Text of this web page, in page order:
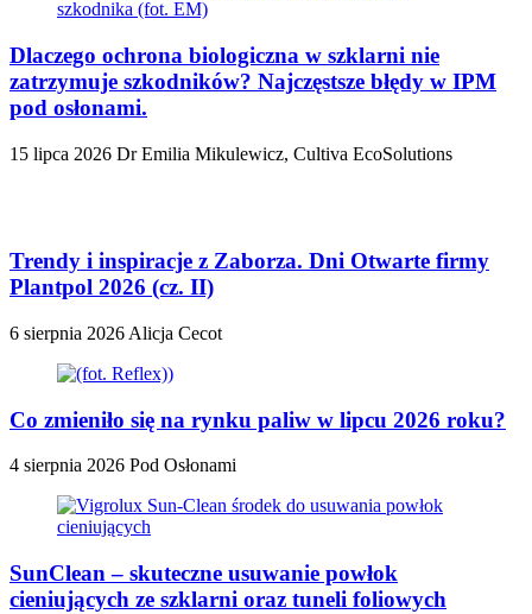
Dlaczego ochrona biologiczna w szklarni nie
zatrzymuje szkodników? Najczęstsze błędy w IPM
pod osłonami.
15 lipca 2026 Dr Emilia Mikulewicz, Cultiva EcoSolutions
Trendy i inspiracje z Zaborza. Dni Otwarte firmy
Plantpol 2026 (cz. II)
6 sierpnia 2026 Alicja Cecot
Co zmieniło się na rynku paliw w lipcu 2026 roku?
4 sierpnia 2026 Pod Osłonami
SunClean – skuteczne usuwanie powłok
cieniujących ze szklarni oraz tuneli foliowych